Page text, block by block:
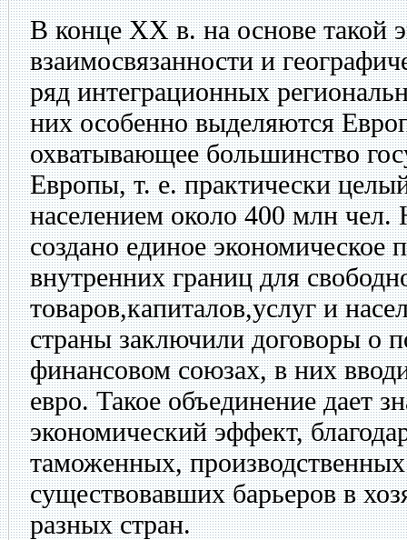
В конце XX в. на основе такой
взаимосвязанности и
ряд интеграционных
них особенно выделяются
охватывающее большинство
Европы, т. е. практически
населением около 400 млн чел.
создано единое экономическое
внутренних границ для
товаров,капиталов,услуг и
страны заключили договоры о
финансовом союзах, в них
евро. Такое объединение дает
экономический эффект,
таможенных,
существовавших барьеров в
разных стран.